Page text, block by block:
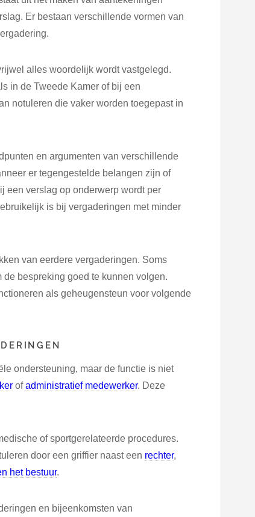
Er bestaan verschillende vormen van
alles woordelijk wordt vastgelegd.
in de Tweede Kamer of bij een
notuleren die vaker worden toegepast in
en argumenten van verschillende
er tegengestelde belangen zijn of
een verslag op onderwerp wordt per
is bij vergaderingen met minder
van eerdere vergaderingen. Soms
bespreking goed te kunnen volgen.
als geheugensteun voor volgende
ondersteuning, maar de functie is niet
ofadministratief medewerker. Deze
of sportgerelateerde procedures.
door een griffier naast een rechter,
het bestuur.
en bijeenkomsten van